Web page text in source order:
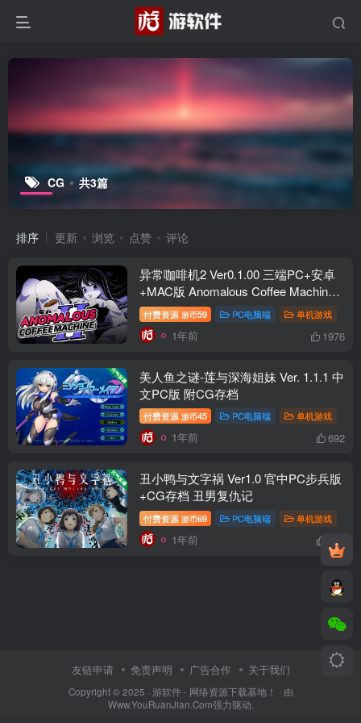
CG 共3篇
排序 更新 浏览 点赞 评论
异常咖啡机2 Ver0.1.00 三端PC+安卓
+MAC版 Anomalous Coffee Machine 2
异能咖啡机Ⅱ – 异常萃取篇~
付费资源 游币59 PC电脑端 单机游戏
1年前 1976
美人鱼之谜-莲与深海姐妹 Ver. 1.1.1 中
文PC版 附CG存档
付费资源 游币45 PC电脑端 单机游戏
1年前 692
丑小鸭与文字祸 Ver1.0 官中PC步兵版
+CG存档 丑男复仇记
付费资源 游币69 PC电脑端 单机游戏
1年前 812
友链申请 免责声明 广告合作 关于我们
Copyright © 2025 · 游软件 - 网络资源下载基地！ · 由
Www.YouRuanJian.Com强力驱动.